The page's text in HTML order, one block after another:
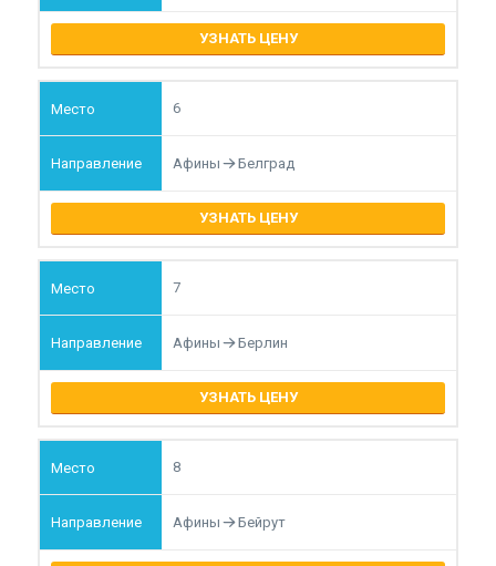
УЗНАТЬ ЦЕНУ
6
Афины Белград
УЗНАТЬ ЦЕНУ
7
Афины Берлин
УЗНАТЬ ЦЕНУ
8
Афины Бейрут